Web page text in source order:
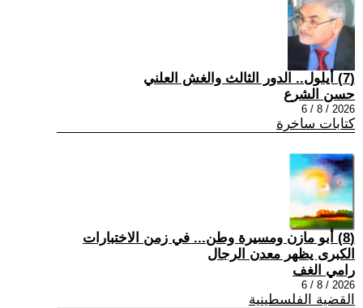
(7) أيلول.. الدور الثالث والغش العلني
حسن الشرع
2026 / 8 / 6
كتابات ساخرة
(8) أبو مازن ومسيرة وطن... في زمن الاختبارات
الكبرى يظهر معدن الرجال
رامي الغف
2026 / 8 / 6
القضية الفلسطينية